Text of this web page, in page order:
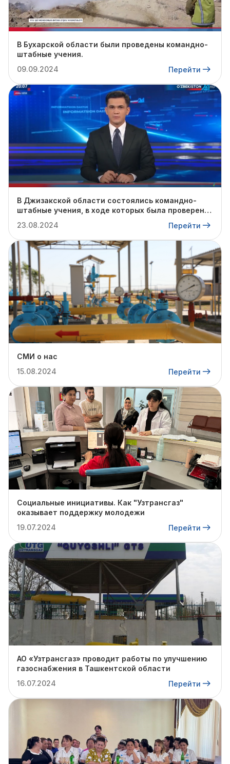
В Бухарской области были проведены командно-
штабные учения.
09.09.2024
Перейти
В Джизакской области состоялись командно-
штабные учения, в ходе которых была проверена
осенне-зимнему сезону.
23.08.2024 Перейти
СМИ о нас
15.08.2024
Перейти
Социальные инициативы. Как "Узтрансгаз"
оказывает поддержку молодежи
19.07.2024
Перейти
АО «Узтрансгаз» проводит работы по улучшению
газоснабжения в Ташкентской области
16.07.2024
Перейти